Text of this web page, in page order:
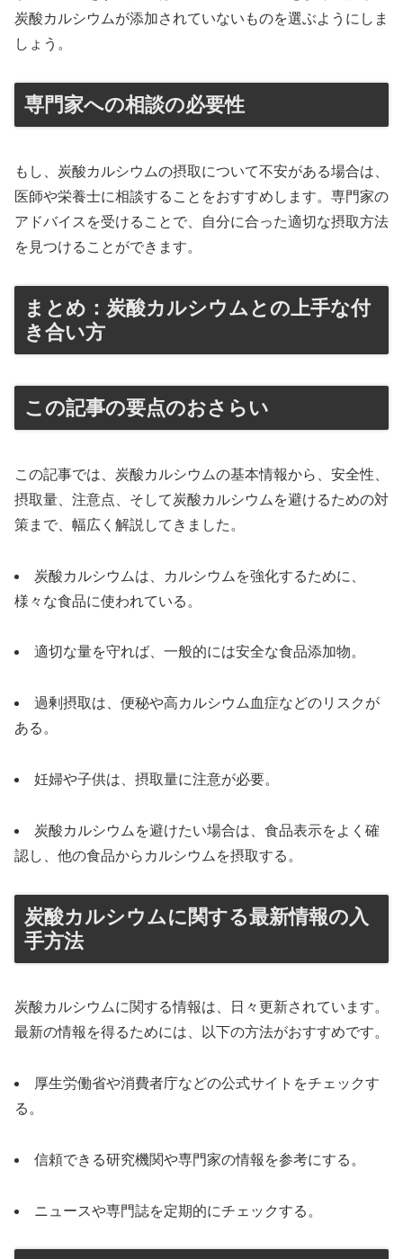
炭酸カルシウムが添加されていないものを選ぶようにしま
しょう。
専門家への相談の必要性
もし、炭酸カルシウムの摂取について不安がある場合は、
医師や栄養士に相談することをおすすめします。専門家の
アドバイスを受けることで、自分に合った適切な摂取方法
を見つけることができます。
まとめ：炭酸カルシウムとの上手な付
き合い方
この記事の要点のおさらい
この記事では、炭酸カルシウムの基本情報から、安全性、
摂取量、注意点、そして炭酸カルシウムを避けるための対
策まで、幅広く解説してきました。
炭酸カルシウムは、カルシウムを強化するために、
様々な食品に使われている。
適切な量を守れば、一般的には安全な食品添加物。
過剰摂取は、便秘や高カルシウム血症などのリスクが
ある。
妊婦や子供は、摂取量に注意が必要。
炭酸カルシウムを避けたい場合は、食品表示をよく確
認し、他の食品からカルシウムを摂取する。
炭酸カルシウムに関する最新情報の入
手方法
炭酸カルシウムに関する情報は、日々更新されています。
最新の情報を得るためには、以下の方法がおすすめです。
厚生労働省や消費者庁などの公式サイトをチェックす
る。
信頼できる研究機関や専門家の情報を参考にする。
ニュースや専門誌を定期的にチェックする。